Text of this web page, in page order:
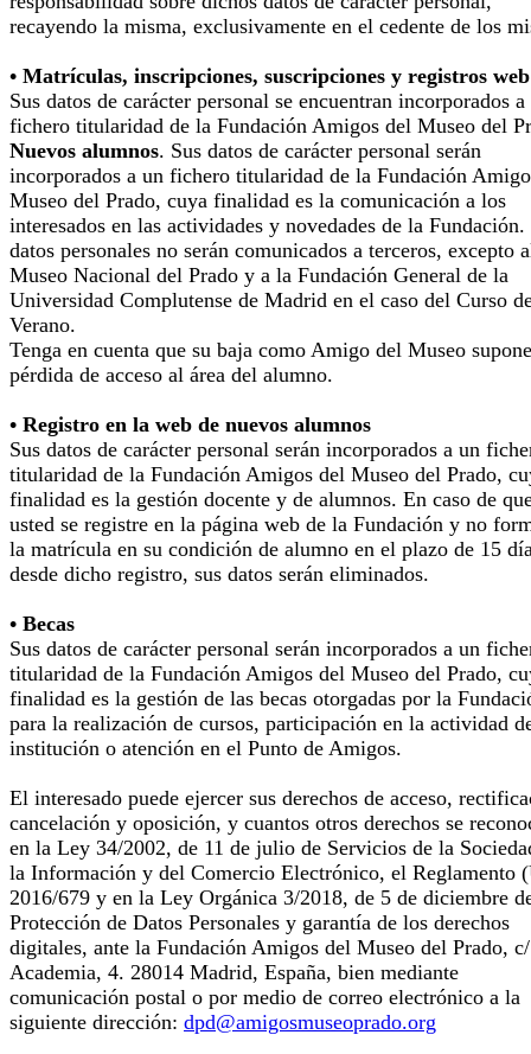
recayendo la misma, exclusivamente en el cedente de los
• Matrículas, inscripciones, suscripciones y registros web
Sus datos de carácter personal se encuentran incorporados a
fichero titularidad de la Fundación Amigos del Museo del
Nuevos alumnos. Sus datos de carácter personal serán
incorporados a un fichero titularidad de la Fundación
Museo del Prado, cuya finalidad es la comunicación a los
interesados en las actividades y novedades de la Fundación.
datos personales no serán comunicados a terceros, excepto
Museo Nacional del Prado y a la Fundación General de la
Universidad Complutense de Madrid en el caso del Curso
Verano.
Tenga en cuenta que su baja como Amigo del Museo
pérdida de acceso al área del alumno.
• Registro en la web de nuevos alumnos
Sus datos de carácter personal serán incorporados a un
titularidad de la Fundación Amigos del Museo del Prado,
finalidad es la gestión docente y de alumnos. En caso de
usted se registre en la página web de la Fundación y no
la matrícula en su condición de alumno en el plazo de 15
desde dicho registro, sus datos serán eliminados.
• Becas
Sus datos de carácter personal serán incorporados a un
titularidad de la Fundación Amigos del Museo del Prado,
finalidad es la gestión de las becas otorgadas por la
para la realización de cursos, participación en la actividad
institución o atención en el Punto de Amigos.
El interesado puede ejercer sus derechos de acceso,
cancelación y oposición, y cuantos otros derechos se
en la Ley 34/2002, de 11 de julio de Servicios de la
la Información y del Comercio Electrónico, el Reglamento
2016/679 y en la Ley Orgánica 3/2018, de 5 de diciembre
Protección de Datos Personales y garantía de los derechos
digitales, ante la Fundación Amigos del Museo del Prado,
Academia, 4. 28014 Madrid, España, bien mediante
comunicación postal o por medio de correo electrónico a la
siguiente dirección: dpd@amigosmuseoprado.org